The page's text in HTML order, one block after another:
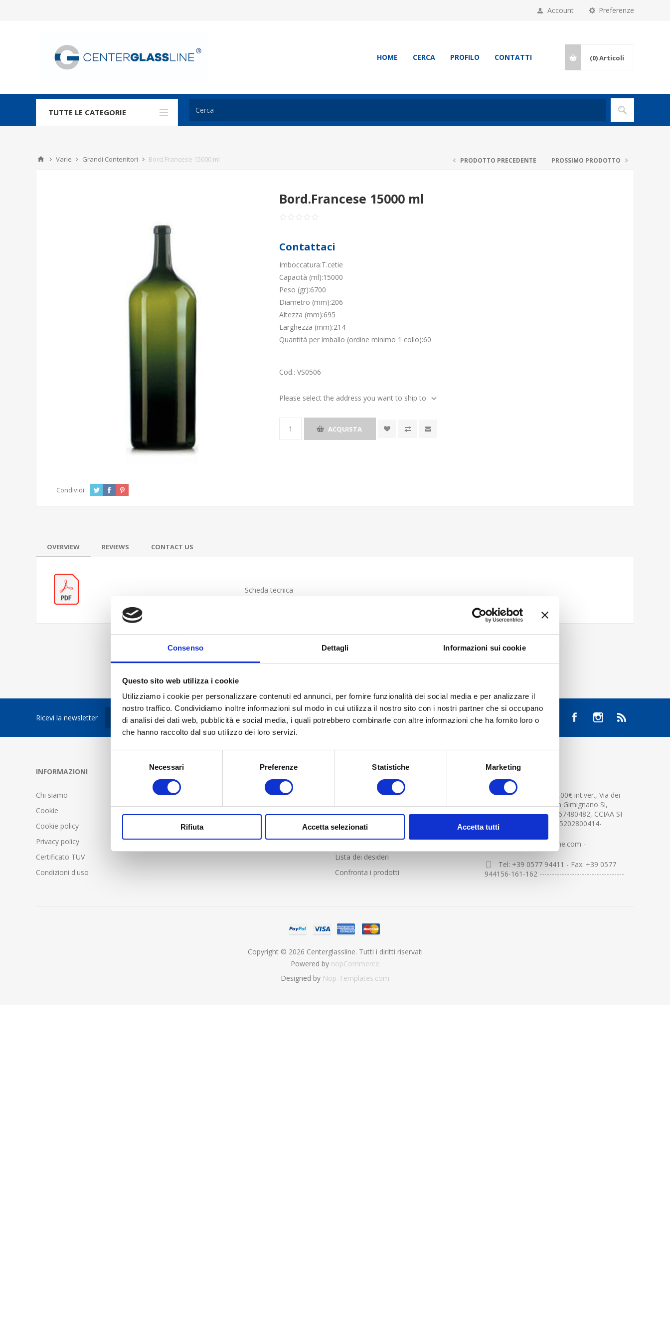
Consenso Dettagli Informazioni sui cookie
Questo sito web utilizza i cookie
Utilizziamo i cookie per personalizzare contenuti ed annunci, per fornire funzionalità dei social media e per analizzare il
nostro traffico. Condividiamo inoltre informazioni sul modo in cui utilizza il nostro sito con i nostri partner che si occupano
di analisi dei dati web, pubblicità e social media, i quali potrebbero combinarle con altre informazioni che ha fornito loro o
che hanno raccolto dal suo utilizzo dei loro servizi.
Necessari Preferenze Statistiche Marketing
Rifiuta Accetta selezionati Accetta tutti
Preferenze
Account
HOME CERCA PROFILO CONTATTI (0)Articoli
TUTTE LE CATEGORIE
Varie Grandi Contenitori Bord.Francese 15000 ml PRODOTTO PRECEDENTE PROSSIMO PRODOTTO
Bord.Francese 15000 ml
Contattaci
Imboccatura:T.cetie
Capacità (ml):15000
Peso (gr):6700
Diametro (mm):206
Altezza (mm):695
Larghezza (mm):214
Quantità per imballo (ordine minimo 1 collo):60
Cod.: VS0506
Please select the address you want to ship to
ACQUISTA
Condividi:
OVERVIEW REVIEWS CONTACT US
Scheda tecnica
Ricevi la newsletter
INFORMAZIONI
Chi siamo
Cookie
Cookie policy
Privacy policy
Certificato TUV
Condizioni d'uso
FAQ - Domande frequenti
Spedizione e resi
Ordini
Carrello
Lista dei desideri
Confronta i prodotti
CONTATTACI
Cap.soc. 2.500.000,00€ int.ver., Via dei
platani n. 15, 53037 San Gimignano Si,
Part.IVA e Cod.Fisc.04367480482, CCIAA SI
n.94391 , MOCA=IT0905202800414-
info@centerglassline.com -
Tel: +39 0577 94411 - Fax: +39 0577
944156-161-162 ----------------------------------
Copyright © 2026 Centerglassline. Tutti i diritti riservati
Powered by nopCommerce
Designed by Nop-Templates.com